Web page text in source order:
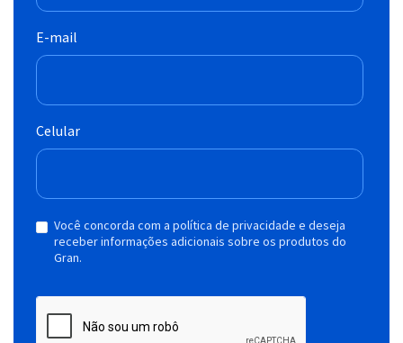
E-mail
Celular
Você concorda com a política de privacidade e deseja
receber informações adicionais sobre os produtos do
Gran.